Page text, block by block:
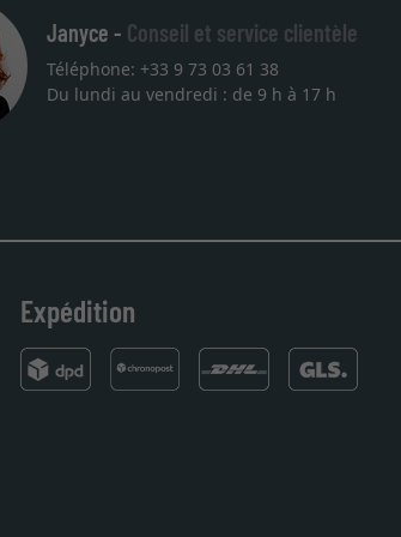
Janyce - Conseil et service clientèle
Téléphone: +33 9 73 03 61 38
Du lundi au vendredi : de 9 h à 17 h
Expédition